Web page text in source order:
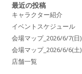
最近の投稿
キャラクター紹介
イベントスケジュール
会場マップ_2026/6/7(日)
会場マップ_2026/6/6(土)
店舗一覧